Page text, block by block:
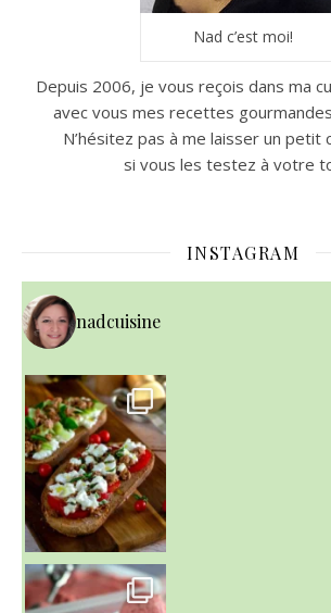
Nad c’est moi!
Depuis 2006, je vous reçois dans ma
avec vous mes recettes
N’hésitez pas à me laisser un petit
si vous les testez à votre
INSTAGRAM
nadcuisine
~ NICE CREAM À LA FRAISE ~
Presque un mois que